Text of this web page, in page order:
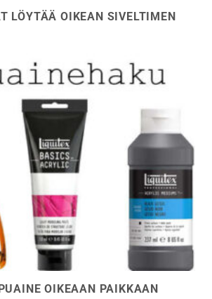
LÖYTÄÄ OIKEAN SIVELTIMEN
OIKEAAN PAIKKAAN